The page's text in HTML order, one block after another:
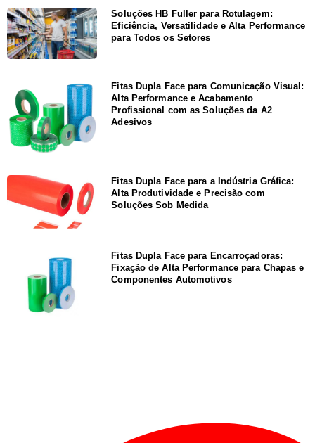
Soluções HB Fuller para Rotulagem:
Eficiência, Versatilidade e Alta Performance
para Todos os Setores
Fitas Dupla Face para Comunicação Visual:
Alta Performance e Acabamento
Profissional com as Soluções da A2
Adesivos
Fitas Dupla Face para a Indústria Gráfica:
Alta Produtividade e Precisão com
Soluções Sob Medida
Fitas Dupla Face para Encarroçadoras:
Fixação de Alta Performance para Chapas e
Componentes Automotivos